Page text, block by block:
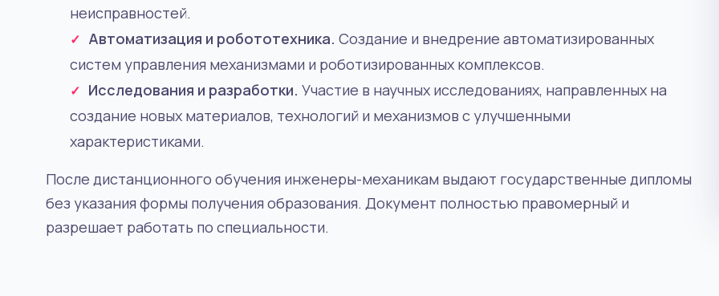
неисправностей.
Автоматизация и робототехника. Создание и внедрение автоматизированных
систем управления механизмами и роботизированных комплексов.
Исследования и разработки. Участие в научных исследованиях, направленных на
создание новых материалов, технологий и механизмов с улучшенными
характеристиками.
После дистанционного обучения инженеры-механикам выдают государственные дипломы
без указания формы получения образования. Документ полностью правомерный и
разрешает работать по специальности.